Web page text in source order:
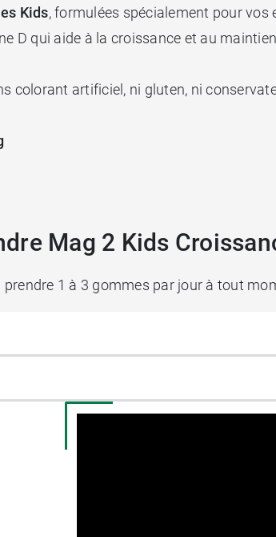
Kids, formulées spécialement pour
D qui aide à la croissance et au
colorant artificiel, ni gluten, ni
Mag 2 Kids
1 à 3 gommes par jour à tout
utilisation et vérifier la fonctionnalité